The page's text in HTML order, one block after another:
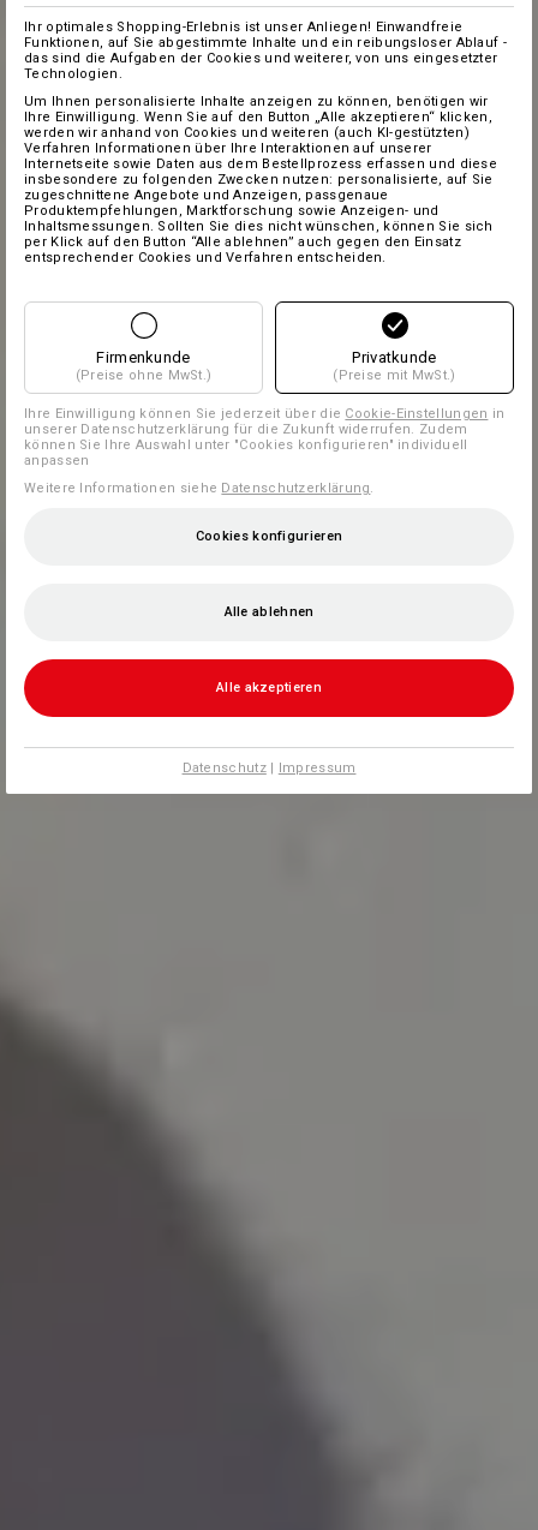
Ihr optimales Shopping-Erlebnis ist unser Anliegen! Einwandfreie
Funktionen, auf Sie abgestimmte Inhalte und ein reibungsloser Ablauf -
das sind die Aufgaben der Cookies und weiterer, von uns eingesetzter
Technologien.
Um Ihnen personalisierte Inhalte anzeigen zu können, benötigen wir
Ihre Einwilligung. Wenn Sie auf den Button „Alle akzeptieren“ klicken,
werden wir anhand von Cookies und weiteren (auch KI-gestützten)
Verfahren Informationen über Ihre Interaktionen auf unserer
Internetseite sowie Daten aus dem Bestellprozess erfassen und diese
insbesondere zu folgenden Zwecken nutzen: personalisierte, auf Sie
zugeschnittene Angebote und Anzeigen, passgenaue
Produktempfehlungen, Marktforschung sowie Anzeigen- und
Inhaltsmessungen. Sollten Sie dies nicht wünschen, können Sie sich
per Klick auf den Button “Alle ablehnen” auch gegen den Einsatz
entsprechender Cookies und Verfahren entscheiden.
Firmenkunde
(Preise ohne MwSt.)
Privatkunde
(Preise mit MwSt.)
Ihre Einwilligung können Sie jederzeit über die Cookie-Einstellungen in
unserer Datenschutzerklärung für die Zukunft widerrufen. Zudem
können Sie Ihre Auswahl unter "Cookies konfigurieren" individuell
anpassen
Weitere Informationen siehe Datenschutzerklärung.
Cookies konfigurieren
Alle ablehnen
Alle akzeptieren
Datenschutz| Impressum